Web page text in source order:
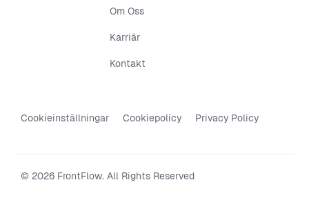
Om Oss
Karriär
Kontakt
Cookieinställningar Cookiepolicy Privacy Policy
© 2026 FrontFlow. All Rights Reserved